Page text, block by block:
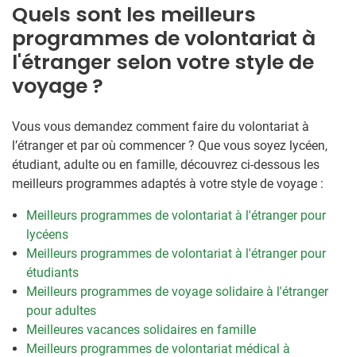
Quels sont les meilleurs
programmes de volontariat à
l'étranger selon votre style de
voyage ?
Vous vous demandez comment faire du volontariat à
l’étranger et par où commencer ? Que vous soyez lycéen,
étudiant, adulte ou en famille, découvrez ci-dessous les
meilleurs programmes adaptés à votre style de voyage :
Meilleurs programmes de volontariat à l'étranger pour
lycéens
Meilleurs programmes de volontariat à l'étranger pour
étudiants
Meilleurs programmes de voyage solidaire à l'étranger
pour adultes
Meilleures vacances solidaires en famille
Meilleurs programmes de volontariat médical à